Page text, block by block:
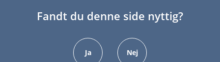
Fandt du denne side nyttig?
Ja Nej